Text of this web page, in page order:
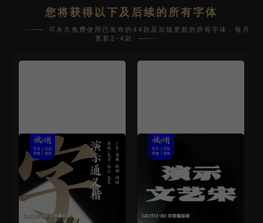
您将获得以下及后续的所有字体
可永久免费使用已发布的44款及后续更新的所有字体，每月
更新2-4款